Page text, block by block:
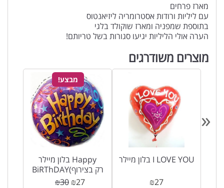
מארז פרחים
עם ליליות ורודות אסטרומריה ליזיאנטוס
בתוספת שמפניה ומארז שוקולד בלגי
הערה אולי הליליות יגיעו סגורות בשל טריותם!
מוצרים משודרגים
מבצע!
בלון מיילר Happy
BiRThDAY(רק בצירוף
לזר פרחים)
₪30 ₪27
בלון מיילר I LOVE YOU
₪27
«